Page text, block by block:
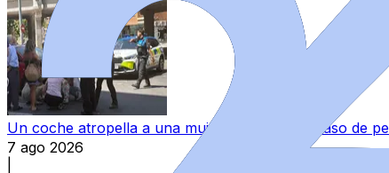
Un coche atropella a una mujer al invadir un paso de
7 ago 2026